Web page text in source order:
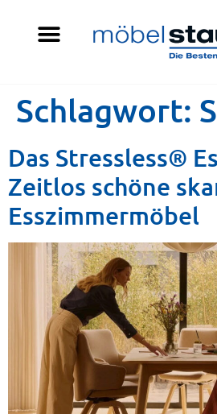
Schlagwort:
Das Stressless®
Zeitlos schöne
Esszimmermöbel